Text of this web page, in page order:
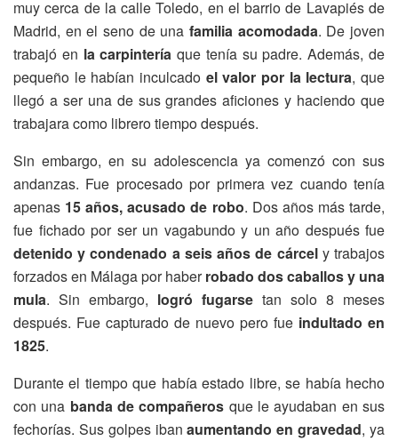
muy cerca de la calle Toledo, en el barrio de Lavapiés de
Madrid, en el seno de una familia acomodada. De joven
trabajó en la carpintería que tenía su padre. Además, de
pequeño le habían inculcado el valor por la lectura, que
llegó a ser una de sus grandes aficiones y haciendo que
trabajara como librero tiempo después.
Sin embargo, en su adolescencia ya comenzó con sus
andanzas. Fue procesado por primera vez cuando tenía
apenas 15 años, acusado de robo. Dos años más tarde,
fue fichado por ser un vagabundo y un año después fue
detenido y condenado a seis años de cárcely trabajos
forzados en Málaga por haberrobado dos caballos y una
mula. Sin embargo, logró fugarse tan solo 8 meses
después. Fue capturado de nuevo pero fue indultado en
1825.
Durante el tiempo que había estado libre, se había hecho
con una banda de compañeros que le ayudaban en sus
fechorías. Sus golpes ibanaumentando en gravedad, ya